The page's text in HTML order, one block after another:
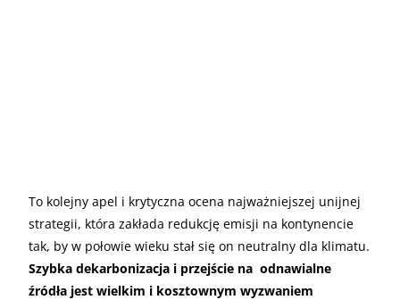
To kolejny apel i krytyczna ocena najważniejszej unijnej
strategii, która zakłada redukcję emisji na kontynencie
tak, by w połowie wieku stał się on neutralny dla klimatu.
Szybka dekarbonizacja i przejście na odnawialne
źródła jest wielkim i kosztownym wyzwaniem